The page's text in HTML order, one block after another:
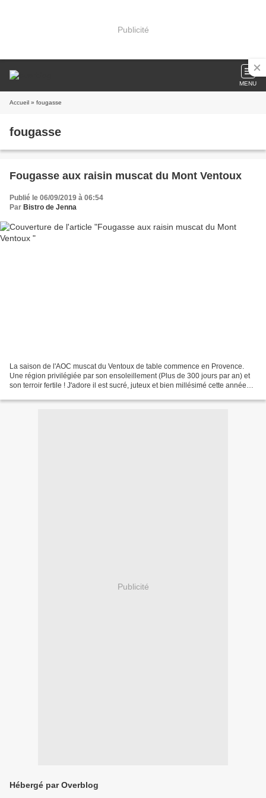
Publicité
MENU
Accueil » fougasse
fougasse
Fougasse aux raisin muscat du Mont Ventoux
Publié le 06/09/2019 à 06:54
Par Bistro de Jenna
La saison de l'AOC muscat du Ventoux de table commence en Provence.
Une région privilégiée par son ensoleillement (Plus de 300 jours par an) et
son terroir fertile ! J'adore il est sucré, juteux et bien millésimé cette année🍇
Publicité
Hébergé par Overblog